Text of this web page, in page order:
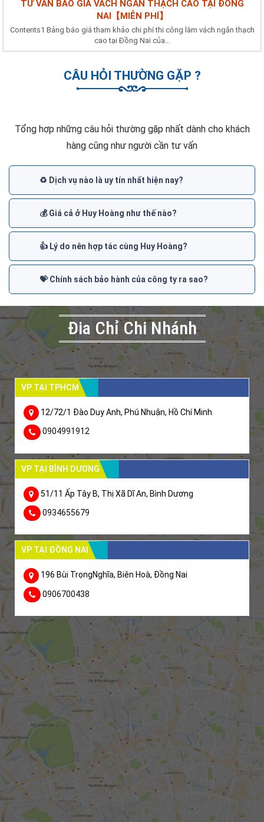
TƯ VẤN BÁO GIÁ VÁCH NGĂN THẠCH CAO TẠI ĐỒNG
NAI【MIỄN PHÍ】
Contents1 Bảng báo giá tham khảo chi phí thi công làm vách ngăn thạch
cao tại Đồng Nai của...
CÂU HỎI THƯỜNG GẶP ?
Tổng hợp những câu hỏi thường gặp nhất dành cho khách
hàng cũng như người cần tư vấn
♻️ Dịch vụ nào là uy tín nhất hiện nay?
💰 Giá cả ở Huy Hoàng như thế nào?
👍 Lý do nên hợp tác cùng Huy Hoàng?
💝 Chính sách bảo hành của công ty ra sao?
Đia Chỉ Chi Nhánh
VP TẠI TPHCM
12/72/1 Đào Duy Anh, Phú Nhuận, Hồ Chí Minh
0904991912
VP TẠI BÌNH DƯƠNG
51/11 Ấp Tây B, Thị Xã Dĩ An, Bình Dương
0934655679
VP TẠI ĐỒNG NAI
196 Bùi TrọngNghĩa, Biên Hoà, Đồng Nai
0906700438